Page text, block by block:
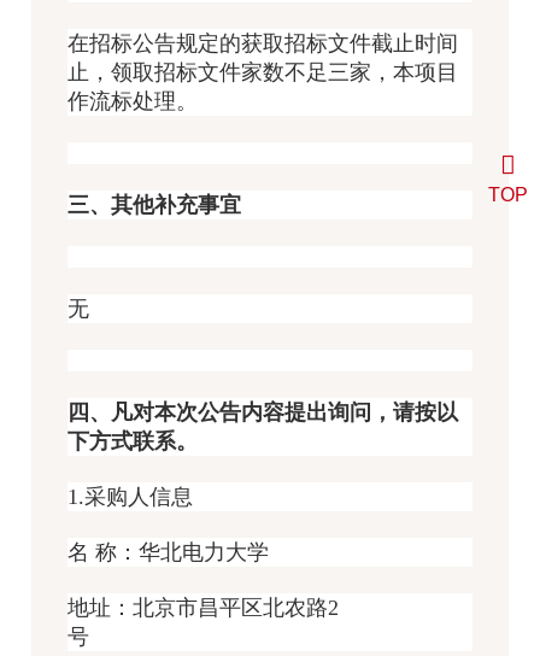
在招标公告规定的获取招标文件截止时间
止，领取招标文件家数不足三家，本项目
作流标处理。
三、其他补充事宜
无
四、凡对本次公告内容提出询问，请按以
下方式联系。
1.采购人信息
名 称：华北电力大学
地址：北京市昌平区北农路2
号
TOP